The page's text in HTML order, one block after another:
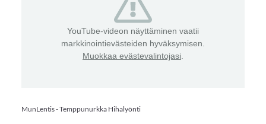
YouTube-videon näyttäminen vaatii
markkinointievästeiden hyväksymisen.
Muokkaa evästevalintojasi.
MunLentis - Temppunurkka Hihalyönti